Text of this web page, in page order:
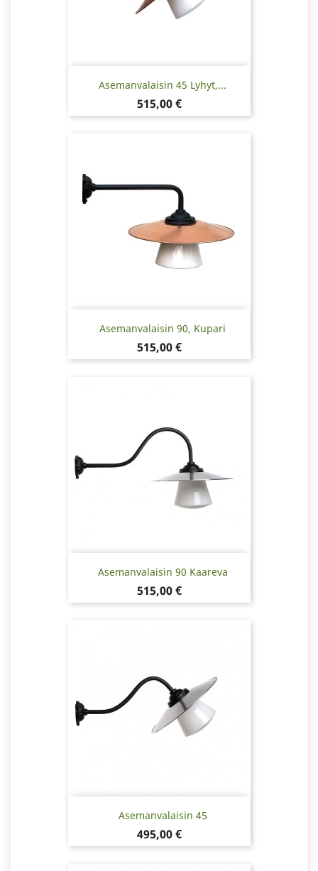
Asemanvalaisin 45 Lyhyt,...
Hinta
515,00 €
Asemanvalaisin 90, Kupari
Hinta
515,00 €
Asemanvalaisin 90 Kaareva
Hinta
515,00 €
Asemanvalaisin 45
Hinta
495,00 €